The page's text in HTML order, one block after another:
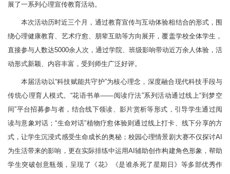
展了一系列心理宣传教育活动。
本次活动历时近三个月，通过教育宣传与互动体验相结合的形式，围
绕心理健康教育、艺术疗愈、朋辈互助等方向展开，覆盖学校全体学生，
直接参与人数达5000余人次，通过学院、班级影响带动近万余人体验，活
动形式新颖、内容丰富，受到师生广泛好评。
本届活动以“科技赋能共守护”为核心理念，深度融合现代科技手段与
传统心理育人模式。“花语书单——阅读疗法”系列活动通过线上“到梦空
间”平台招募参与者，结合线下领读、影片赏析等形式，引导学生通过阅
读与意象对话；“生命对话”植物疗愈体验则通过线上打卡、线下分享的方
式，让学生沉浸式感受生命成长的奥秘；校园心理情景剧大赛不仅探讨AI
为生活带来的影响，更在实际排练中运用AI辅助创作构建角色形象，帮助
学生突破创意瓶颈，呈现了《花》《是谁杀死了星期日》等多部优秀作